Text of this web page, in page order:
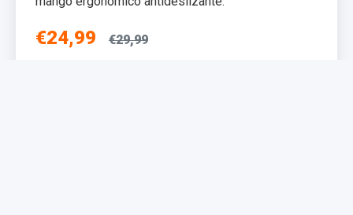
€24,99 €29,99